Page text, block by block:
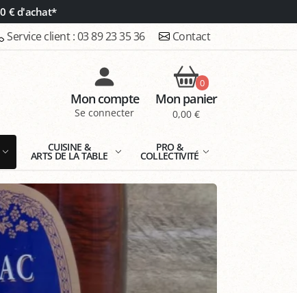
€ d'achat*
Service client :03 89 23 35 36 Contact
Mon compte
Se connecter
0
Mon panier
0,00 €
CUISINE &
ARTS DE LA TABLE
PRO &
COLLECTIVITÉ